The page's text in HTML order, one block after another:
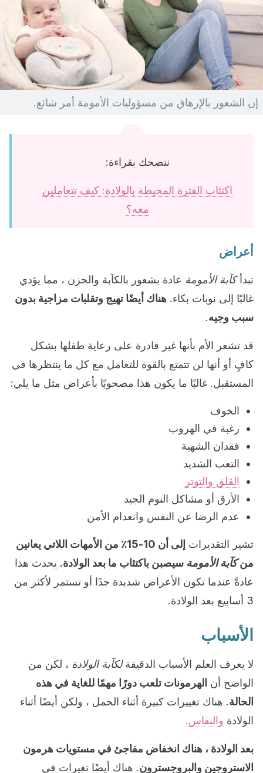
إن الشعور بالإرهاق من مسؤوليات الأمومة أمر شائع.
ننصحك بقراءة:
اكتئاب الفترة المحيطة بالولادة: كيف تتعاملين
معه؟
أعراض
تبدأكآبة الأمومة عادة بشعور بالكآبة والحزن ، مما يؤدي
غالبًا إلى نوبات بكاء. هناك أيضًا تهيج وتقلبات مزاجية بدون
سبب وجيه.
قد تشعر الأم بأنها غير قادرة على رعاية طفلها بشكل
كافٍ أو أنها لن تتمتع بالقوة للتعامل مع كل ما ينتظرها في
المستقبل. غالبًا ما يكون هذا مصحوبًا بأعراض مثل ما يلي:
الخوف
رغبة في الهروب
فقدان الشهية
التعب الشديد
القلق والتوتر
الأرق أو مشاكل النوم الجيد
عدم الرضا عن النفس وانعدام الأمن
تشير التقديرات
إلى أن 10-15٪ من الأمهات اللاتي يعانين
منكآبة الأمومة سيصبن باكتئاب ما بعد الولادة. يحدث هذا
عادةً عندما تكون الأعراض شديدة جدًا أو تستمر لأكثر من
3 أسابيع بعد الولادة.
الأسباب
لا يعرف العلم الأسباب الدقيقةلكآبة الولادة ، لكن من
الواضح أن الهرمونات تلعب دورًا مهمًا للغاية في هذه
الحالة. هناك تغييرات كبيرة أثناء الحمل ، ولكن أيضًا أثناء
الولادة والنفاس.
بعد الولادة ، هناك انخفاض مفاجئ في مستويات هرمون
الاستروجين والبروجسترون. هناك أيضًا تغيرات في